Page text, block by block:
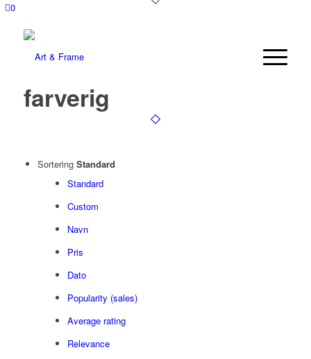
0
farverig
Sortering Standard
Standard
Custom
Navn
Pris
Dato
Popularity (sales)
Average rating
Relevance